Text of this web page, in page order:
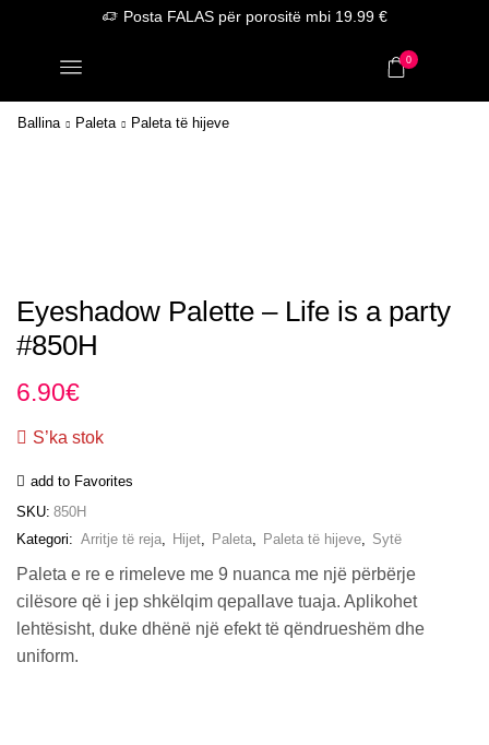
Posta FALAS për porositë mbi 19.99 €
0
Ballina Paleta Paleta të hijeve
Eyeshadow Palette – Life is a party
#850H
6.90€
S’ka stok
add to Favorites
SKU: 850H
Kategori: Arritje të reja Hijet Paleta Paleta të hijeve Sytë
Paleta e re e rimeleve me 9 nuanca me një përbërje
cilësore që i jep shkëlqim qepallave tuaja. Aplikohet
lehtësisht, duke dhënë një efekt të qëndrueshëm dhe
uniform.